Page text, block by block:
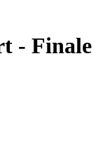
- Finale